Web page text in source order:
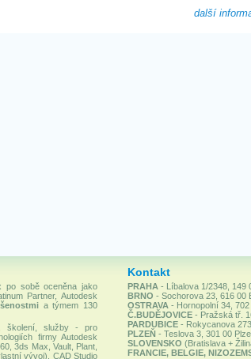
další
po sobě oceněna jako
Partner, Autodesk
a týmem 130
školení, služby - pro
firmy Autodesk
3ds Max, Vault, Plant,
vývoj). CAD Studio
Kontakt
PRAHA - Líbalova 1/2348, 149
BRNO - Sochorova 23, 616 00
OSTRAVA - Hornopolní 34,
Č.BUDĚJOVICE- Pražská tř.
PARDUBICE- Rokycanova
PLZEŇ- Teslova 3, 301 00
SLOVENSKO (Bratislava +
FRANCIE, BELGIE,